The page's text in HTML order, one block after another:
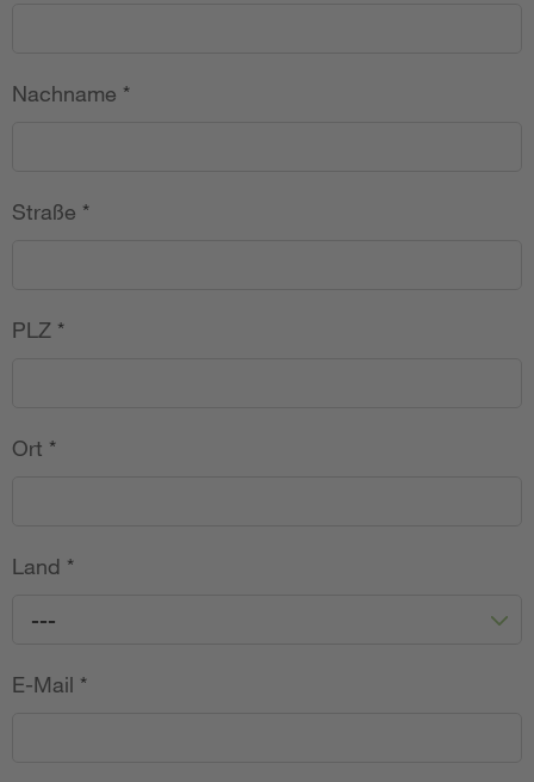
Nachname *
Straße *
PLZ *
Ort *
Land *
---
E-Mail *